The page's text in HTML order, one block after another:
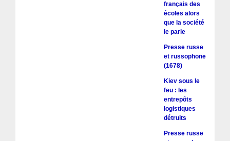
français des
écoles alors
que la société
le parle
Presse russe
et russophone
(1678)
Kiev sous le
feu : les
entrepôts
logistiques
détruits
Presse russe